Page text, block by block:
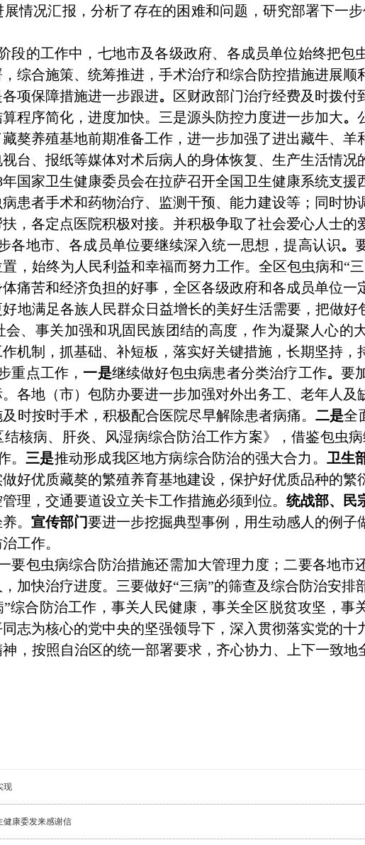
情况汇报，分析了存在的困难和问题，研究部署下一
段的工作中，七地市及各级政府、各成员单位始终把包
综合施策、统筹推进，手术治疗和综合防控措施进展顺
各项保障措施进一步跟进。 区财政部门治疗经费及时拨付
程序简化，进度加快。 三是源头防控力度进一步加大。
獒养殖基地前期准备工作，进一步加强了进出藏牛、羊
视台、报纸等媒体对术后病人的身体恢复、生产生活情况
年国家卫生健康委员会在拉萨召开全国卫生健康系统支援
患者手术和药物治疗、监测干预、能力建设等；同时协
，各定点医院积极对接。并积极争取了社会爱心人士的
各地市、各成员单位要继续深入统一思想，提高认识。
，始终为人民利益和幸福而努力工作。全区包虫病和“
痛苦和经济负担的好事，全区各级政府和各成员单位一
地满足各族人民群众日益增长的美好生活需要，把做好
、事关加强和巩固民族团结的高度，作为凝聚人心的
机制，抓基础、补短板，落实好关键措施，长期坚持，
重点工作， 一是继续做好包虫病患者分类治疗工作。要
各地（市）包防办要进一步加强对外出务工、老年人及
时按时手术，积极配合医院尽早解除患者病痛。二是全
核病、肝炎、风湿病综合防治工作方案》，借鉴包虫
。三是推动形成我区地方病综合防治的强大合力。 卫生
好优质藏獒的繁殖养育基地建设，保护好优质品种的繁
理，交通要道设立关卡工作措施必须到位。 统战部、民
。 宣传部门要进一步挖掘典型事例，用生动感人的例子
工作。
要包虫病综合防治措施还需加大管理力度；二要各地市
加快治疗进度。三要做好“三病”的筛查及综合防治安排
综合防治工作，事关人民健康，事关全区脱贫攻坚，事
志为核心的党中央的坚强领导下，深入贯彻落实党的十
，按照自治区的统一部署要求，齐心协力、上下一致地
现
健康委发来感谢信